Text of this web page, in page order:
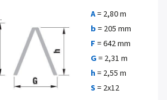
A= 2,80 m
b = 205 mm
F = 642 mm
G= 2,31 m
h= 2,55 m
S = 2x12